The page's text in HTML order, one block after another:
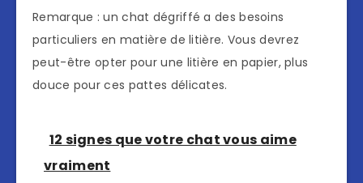
Remarque : un chat dégriffé a des besoins
particuliers en matière de litière. Vous devrez
peut-être opter pour une litière en papier, plus
douce pour ces pattes délicates.
12 signes que votre chat vous aime
vraiment